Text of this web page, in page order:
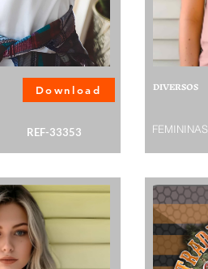
Download
REF-33353
DIVERSOS
FEMININAS